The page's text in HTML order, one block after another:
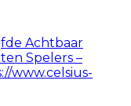
Achtbaar
Spelers –
www.celsius-